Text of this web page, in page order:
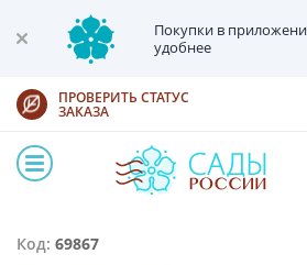
Покупки в
удобнее
ПРОВЕРИТЬ СТАТУС
ЗАКАЗА
Код: 69867